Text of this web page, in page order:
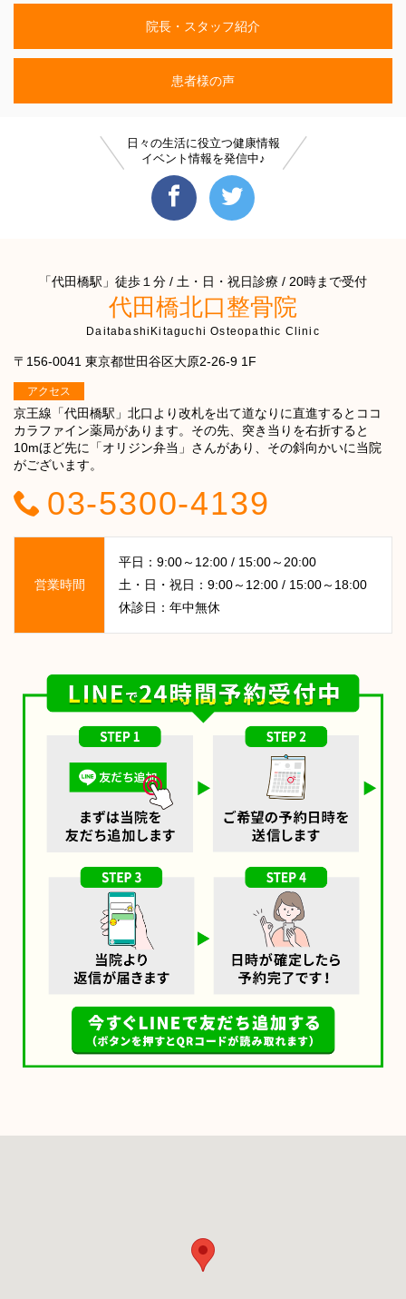
院長・スタッフ紹介
患者様の声
日々の生活に役立つ健康情報
イベント情報を発信中♪
「代田橋駅」徒歩１分 / 土・日・祝日診療 / 20時まで受付
代田橋北口整骨院
DaitabashiKitaguchi Osteopathic Clinic
〒156-0041 東京都世田谷区大原2-26-9 1F
アクセス
京王線「代田橋駅」北口より改札を出て道なりに直進するとココ
カラファイン薬局があります。その先、突き当りを右折すると
10mほど先に「オリジン弁当」さんがあり、その斜向かいに当院
がございます。
03-5300-4139
営業時間
平日：9:00～12:00 / 15:00～20:00
土・日・祝日：9:00～12:00 / 15:00～18:00
休診日：年中無休